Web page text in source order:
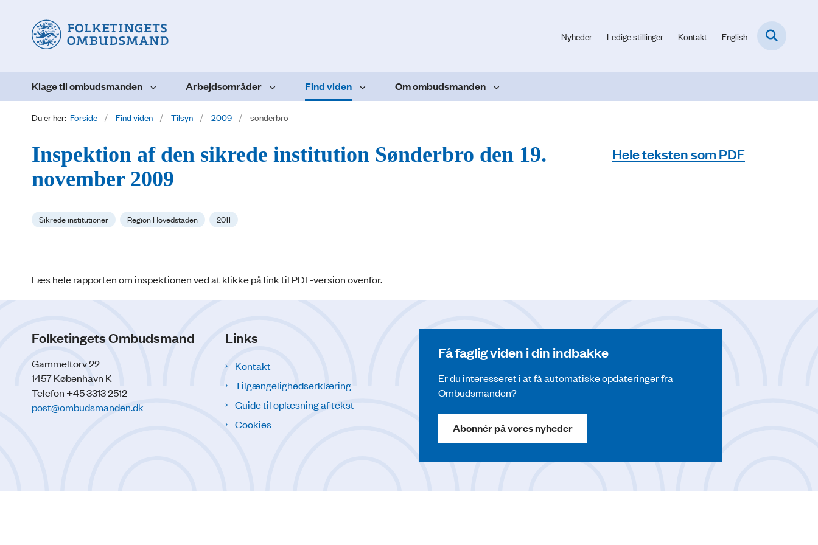
Nyheder Ledige stillinger Kontakt English
Klage til ombudsmanden Arbejdsområder Find viden Om ombudsmanden
Du er her: Forside Find viden Tilsyn 2009 sonderbro
Inspektion af den sikrede institution Sønderbro den 19.
november 2009
Sikrede institutioner Region Hovedstaden 2011
Læs hele rapporten om inspektionen ved at klikke på link til PDF-version ovenfor.
Hele teksten som PDF
Folketingets Ombudsmand
Gammeltorv 22
1457 København K
Telefon +45 3313 2512
post@ombudsmanden.dk
Links
Kontakt
Tilgængelighedserklæring
Guide til oplæsning af tekst
Cookies
Få faglig viden i din indbakke
Er du interesseret i at få automatiske opdateringer fra
Ombudsmanden?
Abonnér på vores nyheder